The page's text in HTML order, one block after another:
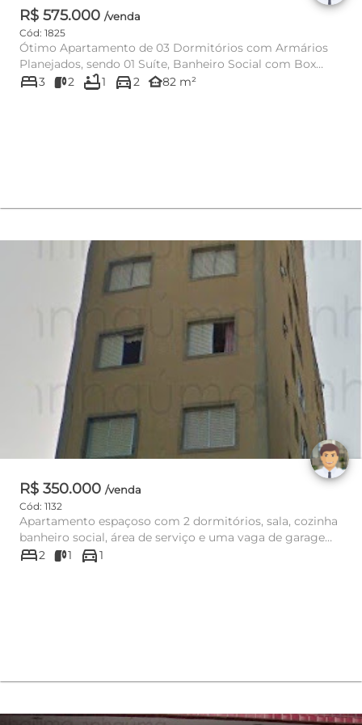
R$ 575.000 /venda
Cód: 1825
Ótimo Apartamento de 03 Dormitórios com Armários
Planejados, sendo 01 Suíte, Banheiro Social com Box
BLINDEX, Ducha, P...
bed3 2 bathtub1 directions_car2 other_houses82 m²
R$ 350.000 /venda
Cód: 1132
Apartamento espaçoso com 2 dormitórios, sala, cozinha
banheiro social, área de serviço e uma vaga de garagem
livre. Ó...
bed2 1 directions_car1